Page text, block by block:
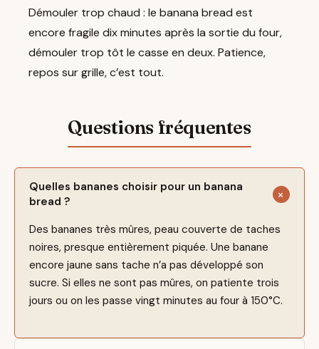
Démouler trop chaud : le banana bread est
encore fragile dix minutes après la sortie du four,
démouler trop tôt le casse en deux. Patience,
repos sur grille, c’est tout.
Quelles bananes choisir pour un banana
bread ?
Des bananes très mûres, peau couverte de taches
noires, presque entièrement piquée. Une banane
encore jaune sans tache n’a pas développé son
sucre. Si elles ne sont pas mûres, on patiente trois
jours ou on les passe vingt minutes au four à 150°C.